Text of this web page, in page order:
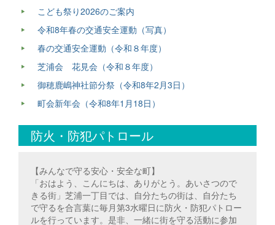
こども祭り2026のご案内
令和8年春の交通安全運動（写真）
春の交通安全運動（令和８年度）
芝浦会 花見会（令和８年度）
御穂鹿嶋神社節分祭（令和8年2月3日）
町会新年会（令和8年1月18日）
防火・防犯パトロール
【みんなで守る安心・安全な町】
「おはよう、こんにちは、ありがとう。あいさつので
きる街」芝浦一丁目では、自分たちの街は、自分たち
で守るを合言葉に毎月第3水曜日に防火・防犯パトロー
ルを行っています。是非、一緒に街を守る活動に参加